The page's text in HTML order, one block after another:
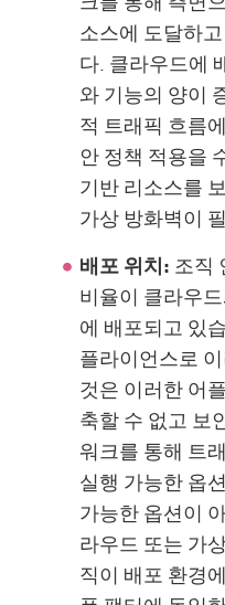
소스에 도달하
다. 클라우드에
와 기능의 양이
적 트래픽 흐름
안 정책 적용을
기반 리소스를
가상 방화벽이
배포 위치: 조직
비율이 클라우
에 배포되고 있
플라이언스로
것은 이러한 어
축할 수 없고 보
워크를 통해 트
실행 가능한 옵
가능한 옵션이
라우드 또는 가
직이 배포 환경